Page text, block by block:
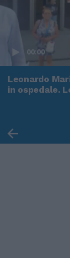
00:00
Leonardo
in ospedale.